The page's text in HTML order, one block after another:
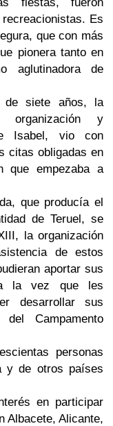
Es
que con más
pionera tanto en
aglutinadora de
de siete años, la
organización y
Isabel, vio con
citas obligadas en
que empezaba a
que producía el
de Teruel, se
la organización
de estos
aportar sus
a la vez que les
desarrollar sus
Campamento
personas
y de otros países
en participar
Albacete, Alicante,